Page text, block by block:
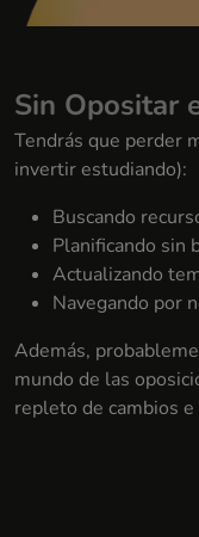
Sin Opositar
Tendrás que perder
invertir estudiando):
Buscando
Planificando sin
Actualizando
Navegando por
Además,
mundo de las
repleto de cambios